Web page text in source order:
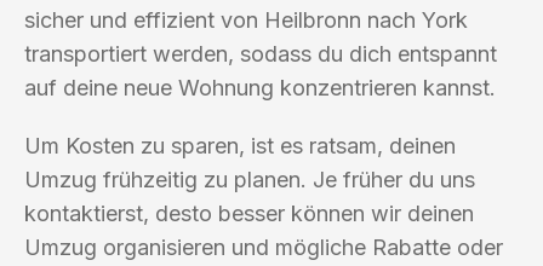
sicher und effizient von Heilbronn nach York
transportiert werden, sodass du dich entspannt
auf deine neue Wohnung konzentrieren kannst.
Um Kosten zu sparen, ist es ratsam, deinen
Umzug frühzeitig zu planen. Je früher du uns
kontaktierst, desto besser können wir deinen
Umzug organisieren und mögliche Rabatte oder